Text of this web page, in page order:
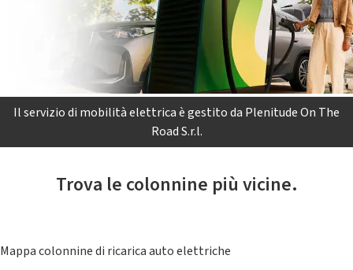
Il servizio di mobilità elettrica è gestito da Plenitude On The
Road S.r.l.
Trova le colonnine più vicine.
Mappa colonnine di ricarica auto elettriche